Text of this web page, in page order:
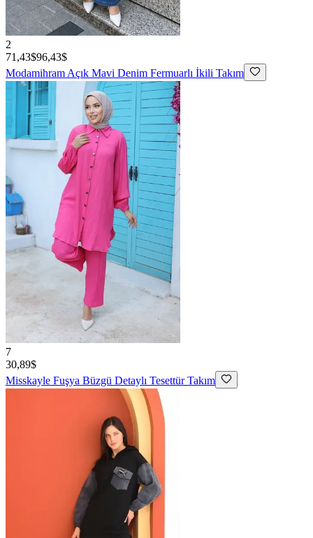
2
71,43$96,43$
Modamihram Açık Mavi Denim Fermuarlı İkili Takım
7
30,89$
Misskayle Fuşya Büzgü Detaylı Tesettür Takım